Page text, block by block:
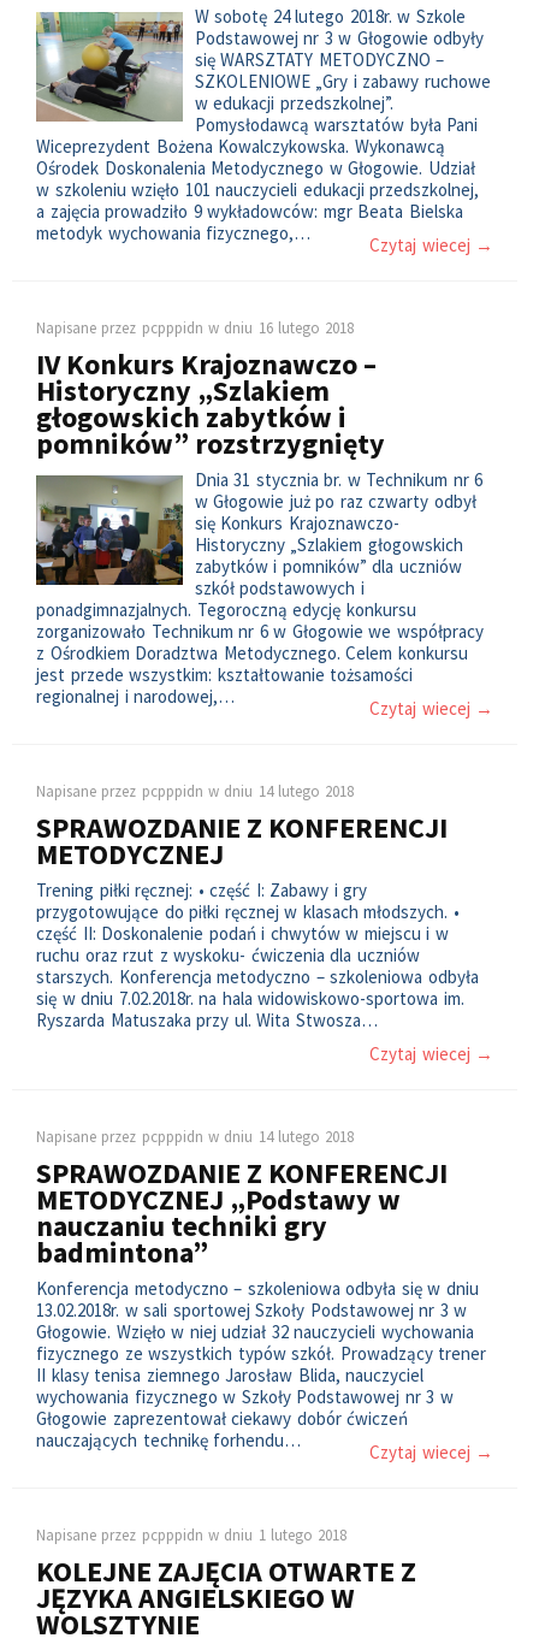
W sobotę 24 lutego 2018r. w Szkole
Podstawowej nr 3 w Głogowie odbyły
się WARSZTATY METODYCZNO –
SZKOLENIOWE „Gry i zabawy ruchowe
w edukacji przedszkolnej”.
Pomysłodawcą warsztatów była Pani
Wiceprezydent Bożena Kowalczykowska. Wykonawcą
Ośrodek Doskonalenia Metodycznego w Głogowie. Udział
w szkoleniu wzięło 101 nauczycieli edukacji przedszkolnej,
a zajęcia prowadziło 9 wykładowców: mgr Beata Bielska
metodyk wychowania fizycznego,…
Czytaj wiecej →
Napisane przez pcpppidn w dniu 16 lutego 2018
IV Konkurs Krajoznawczo –
Historyczny „Szlakiem
głogowskich zabytków i
pomników” rozstrzygnięty
Dnia 31 stycznia br. w Technikum nr 6
w Głogowie już po raz czwarty odbył
się Konkurs Krajoznawczo-
Historyczny „Szlakiem głogowskich
zabytków i pomników” dla uczniów
szkół podstawowych i
ponadgimnazjalnych. Tegoroczną edycję konkursu
zorganizowało Technikum nr 6 w Głogowie we współpracy
z Ośrodkiem Doradztwa Metodycznego. Celem konkursu
jest przede wszystkim: kształtowanie tożsamości
regionalnej i narodowej,…
Czytaj wiecej →
Napisane przez pcpppidn w dniu 14 lutego 2018
SPRAWOZDANIE Z KONFERENCJI
METODYCZNEJ
Trening piłki ręcznej: • część I: Zabawy i gry
przygotowujące do piłki ręcznej w klasach młodszych. •
część II: Doskonalenie podań i chwytów w miejscu i w
ruchu oraz rzut z wyskoku- ćwiczenia dla uczniów
starszych. Konferencja metodyczno – szkoleniowa odbyła
się w dniu 7.02.2018r. na hala widowiskowo-sportowa im.
Ryszarda Matuszaka przy ul. Wita Stwosza…
Czytaj wiecej →
Napisane przez pcpppidn w dniu 14 lutego 2018
SPRAWOZDANIE Z KONFERENCJI
METODYCZNEJ „Podstawy w
nauczaniu techniki gry
badmintona”
Konferencja metodyczno – szkoleniowa odbyła się w dniu
13.02.2018r. w sali sportowej Szkoły Podstawowej nr 3 w
Głogowie. Wzięło w niej udział 32 nauczycieli wychowania
fizycznego ze wszystkich typów szkół. Prowadzący trener
II klasy tenisa ziemnego Jarosław Blida, nauczyciel
wychowania fizycznego w Szkoły Podstawowej nr 3 w
Głogowie zaprezentował ciekawy dobór ćwiczeń
nauczających technikę forhendu…
Czytaj wiecej →
Napisane przez pcpppidn w dniu 1 lutego 2018
KOLEJNE ZAJĘCIA OTWARTE Z
JĘZYKA ANGIELSKIEGO W
WOLSZTYNIE